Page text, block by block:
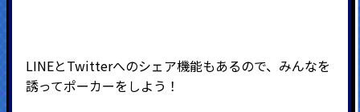
LINEとTwitterへのシェア機能もあるので、みんなを
誘ってポーカーをしよう！